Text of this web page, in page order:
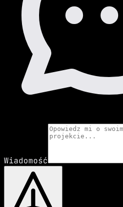
Wiadomość